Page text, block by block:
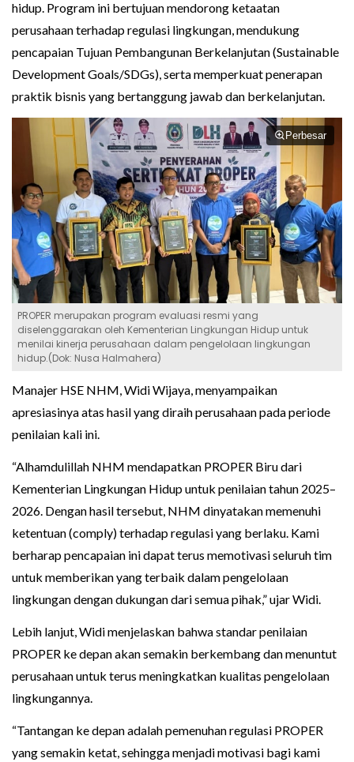
hidup. Program ini bertujuan mendorong ketaatan
perusahaan terhadap regulasi lingkungan, mendukung
pencapaian Tujuan Pembangunan Berkelanjutan (Sustainable
Development Goals/SDGs), serta memperkuat penerapan
praktik bisnis yang bertanggung jawab dan berkelanjutan.
Perbesar
PROPER merupakan program evaluasi resmi yang
diselenggarakan oleh Kementerian Lingkungan Hidup untuk
menilai kinerja perusahaan dalam pengelolaan lingkungan
hidup.(Dok: Nusa Halmahera)
Manajer HSE NHM, Widi Wijaya, menyampaikan
apresiasinya atas hasil yang diraih perusahaan pada periode
penilaian kali ini.
“Alhamdulillah NHM mendapatkan PROPER Biru dari
Kementerian Lingkungan Hidup untuk penilaian tahun 2025–
2026. Dengan hasil tersebut, NHM dinyatakan memenuhi
ketentuan (comply) terhadap regulasi yang berlaku. Kami
berharap pencapaian ini dapat terus memotivasi seluruh tim
untuk memberikan yang terbaik dalam pengelolaan
lingkungan dengan dukungan dari semua pihak,” ujar Widi.
Lebih lanjut, Widi menjelaskan bahwa standar penilaian
PROPER ke depan akan semakin berkembang dan menuntut
perusahaan untuk terus meningkatkan kualitas pengelolaan
lingkungannya.
“Tantangan ke depan adalah pemenuhan regulasi PROPER
yang semakin ketat, sehingga menjadi motivasi bagi kami